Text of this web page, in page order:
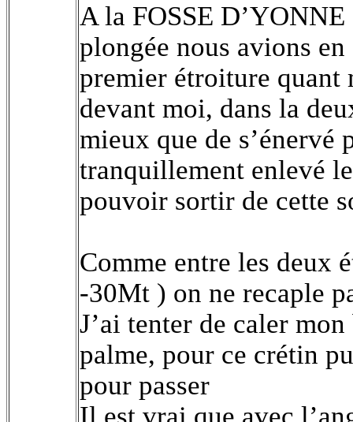
A la FOSSE
plongée nous avions en
premier étroiture quant
devant moi, dans la
mieux que de s’énervé
tranquillement enlevé
pouvoir sortir de cette
Comme entre les deux
-30Mt ) on ne recaple
J’ai tenter de caler mon
palme, pour ce crétin
pour passer
Il est vrai que avec